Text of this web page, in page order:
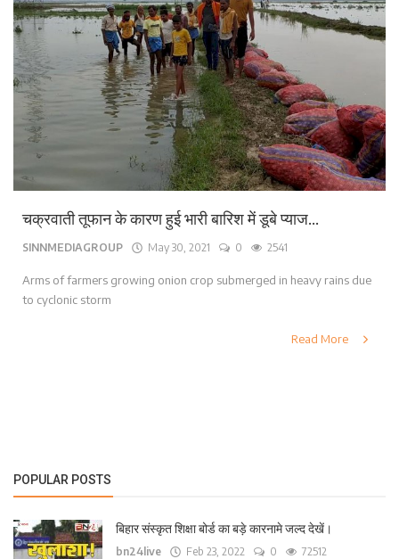
चक्रवाती तूफान के कारण हुई भारी बारिश में डूबे प्याज...
SINNMEDIAGROUP May 30, 2021 0 2541
Arms of farmers growing onion crop submerged in heavy rains due
to cyclonic storm
Read More
POPULAR POSTS
बिहार संस्कृत शिक्षा बोर्ड का बड़े कारनामे जल्द देखें।
bn24live Feb 23, 2022 0 72512